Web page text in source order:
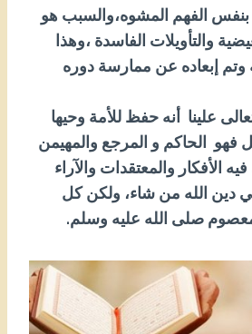
الفهم المشوه،والسبب هو
والتأويلات الفاسدة ،وهذا
إبعاده عن ممارسة دوره
علينا أنه حفظ للأمة وحيها
فهو الحاكم و المرجع والمهيمن
الأفكار والمعتقدات والآراء
دين الله من شاء، ولكن كل
صلى الله عليه وسلم.